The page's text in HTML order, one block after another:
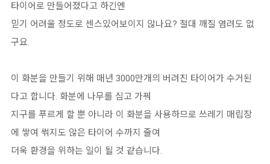
타이어로 만들어졌다고 하긴엔
믿기 어려울 정도로 센스있어보이지 않나요? 절대 깨질 염려도 없
구요.
이 화분을 만들기 위해 매년 3000만개의 버려진 타이어가 수거된
다고 합니다. 화분에 나무를 심고 가꿔
지구를 푸르게 할 뿐 아니라 이 화분을 사용하므로 쓰레기 매립장
에 쌓여 썪지도 않은 타이어 수까지 줄여
더욱 환경을 위하는 일이 될 것 같습니다.